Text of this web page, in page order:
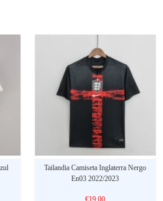
Tailandia Camiseta Inglaterra Nergo
En03 2022/2023
€19.00